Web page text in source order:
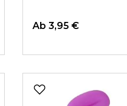
Ab 3,95 €